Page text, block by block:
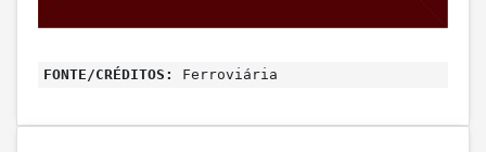
FONTE/CRÉDITOS: Ferroviária